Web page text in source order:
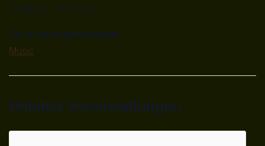
7:00 p.m. - 11:00 p.m.
Veranstaltungskategorie:
Music
Related Veranstaltungen